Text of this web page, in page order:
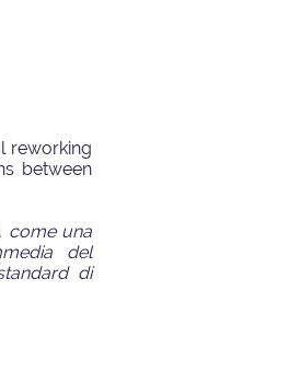
reworking
between
come una
del
di